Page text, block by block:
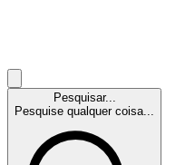
Pesquisar...
Pesquise qualquer coisa...